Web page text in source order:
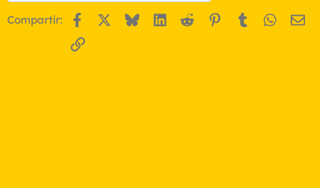
Compartir: Facebook BlueskyLinkedIn
Reddit Pinterest
Tumblr
Enlace